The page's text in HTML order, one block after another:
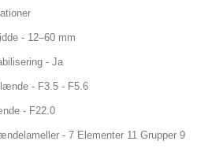
- 12–60 mm
- Ja
- F3.5 - F5.6
- F22.0
- 7 Elementer 11 Grupper 9